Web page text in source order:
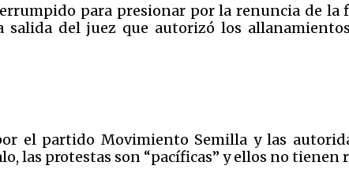
para presionar por la renuncia de la
salida del juez que autorizó los
el partido Movimiento Semilla y las
las protestas son “pacíficas” y ellos no tienen